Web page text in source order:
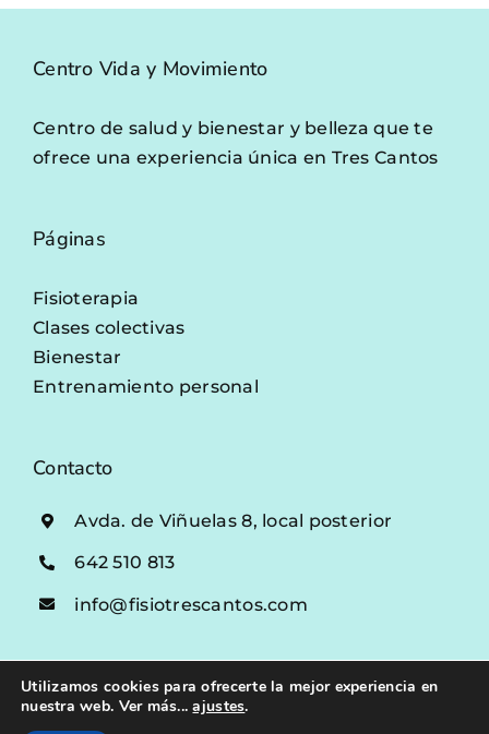
Centro Vida y Movimiento
Centro de salud y bienestar y belleza que te
ofrece una experiencia única en Tres Cantos
Páginas
Fisioterapia
Clases colectivas
Bienestar
Entrenamiento personal
Contacto
Avda. de Viñuelas 8, local posterior
642 510 813
info@fisiotrescantos.com
Aviso legal |Política de privacidad
Utilizamos cookies para ofrecerte la mejor experiencia en
nuestra web. Ver más...ajustes.